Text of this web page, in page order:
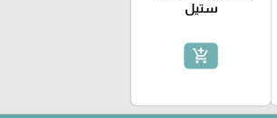
ستيل
add_shopping_cart